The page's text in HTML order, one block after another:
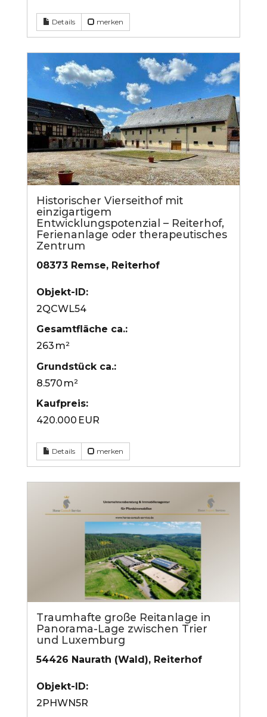
Details merken
Historischer Vierseithof mit
einzigartigem
Entwicklungspotenzial – Reiterhof,
Ferienanlage oder therapeutisches
Zentrum
08373 Remse, Reiterhof
Objekt-ID:
2QCWL54
Gesamtfläche ca.:
263 m²
Grund­stück ca.:
8.570 m²
Kaufpreis:
420.000 EUR
Details merken
Traumhafte große Reitanlage in
Panorama-Lage zwischen Trier
und Luxemburg
54426 Naurath (Wald), Reiterhof
Objekt-ID:
2PHWN5R